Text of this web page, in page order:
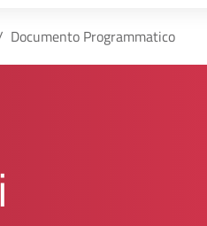
Documento Programmatico